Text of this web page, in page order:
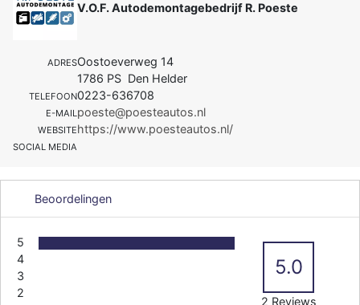
V.O.F. Autodemontagebedrijf R. Poeste
ADRESOostoeverweg 14
1786 PS Den Helder
TELEFOON0223-636708
E-MAILpoeste@poesteautos.nl
WEBSITEhttps://www.poesteautos.nl/
SOCIAL MEDIA
Beoordelingen
5
4
3
2
5.0
2 Reviews